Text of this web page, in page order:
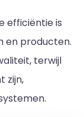
efficiëntie is
en producten.
terwijl
zijn,